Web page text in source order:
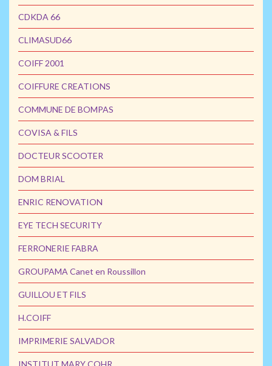
CDKDA 66
CLIMASUD66
COIFF 2001
COIFFURE CREATIONS
COMMUNE DE BOMPAS
COVISA & FILS
DOCTEUR SCOOTER
DOM BRIAL
ENRIC RENOVATION
EYE TECH SECURITY
FERRONERIE FABRA
GROUPAMA Canet en Roussillon
GUILLOU ET FILS
H.COIFF
IMPRIMERIE SALVADOR